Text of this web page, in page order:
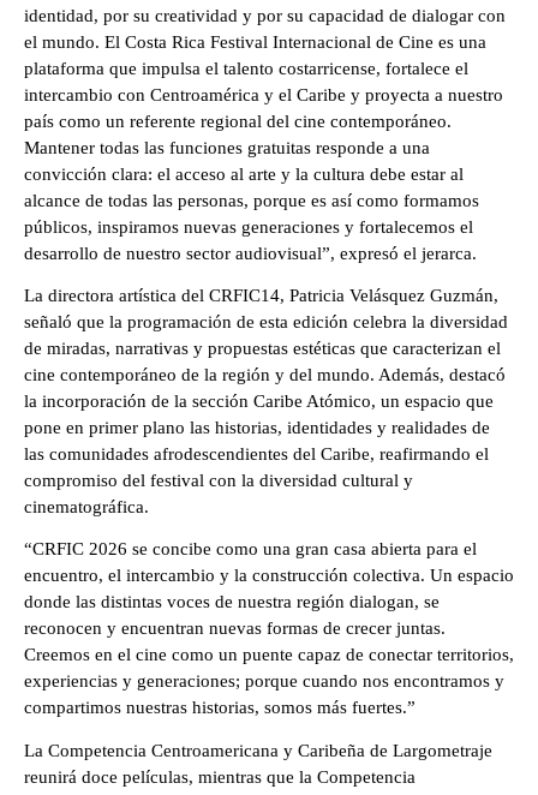
identidad, por su creatividad y por su capacidad de dialogar con
el mundo. El Costa Rica Festival Internacional de Cine es una
plataforma que impulsa el talento costarricense, fortalece el
intercambio con Centroamérica y el Caribe y proyecta a nuestro
país como un referente regional del cine contemporáneo.
Mantener todas las funciones gratuitas responde a una
convicción clara: el acceso al arte y la cultura debe estar al
alcance de todas las personas, porque es así como formamos
públicos, inspiramos nuevas generaciones y fortalecemos el
desarrollo de nuestro sector audiovisual”, expresó el jerarca.
La directora artística del CRFIC14, Patricia Velásquez Guzmán,
señaló que la programación de esta edición celebra la diversidad
de miradas, narrativas y propuestas estéticas que caracterizan el
cine contemporáneo de la región y del mundo. Además, destacó
la incorporación de la sección Caribe Atómico, un espacio que
pone en primer plano las historias, identidades y realidades de
las comunidades afrodescendientes del Caribe, reafirmando el
compromiso del festival con la diversidad cultural y
cinematográfica.
“CRFIC 2026 se concibe como una gran casa abierta para el
encuentro, el intercambio y la construcción colectiva. Un espacio
donde las distintas voces de nuestra región dialogan, se
reconocen y encuentran nuevas formas de crecer juntas.
Creemos en el cine como un puente capaz de conectar territorios,
experiencias y generaciones; porque cuando nos encontramos y
compartimos nuestras historias, somos más fuertes.”
La Competencia Centroamericana y Caribeña de Largometraje
reunirá doce películas, mientras que la Competencia